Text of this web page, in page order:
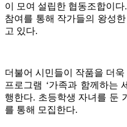
이 모여 설립한 협동조합이
참여를 통해 작가들의 왕성
고 있다.
더불어 시민들이 작품을 더
프로그램 ‘가족과 함께하는
행한다. 초등학생 자녀를 둔
를 통해 모집한다.